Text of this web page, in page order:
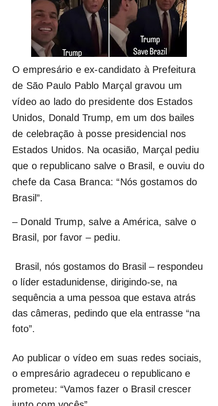
O empresário e ex-candidato à Prefeitura
de São Paulo Pablo Marçal gravou um
vídeo ao lado do presidente dos Estados
Unidos, Donald Trump, em um dos bailes
de celebração à posse presidencial nos
Estados Unidos. Na ocasião, Marçal pediu
que o republicano salve o Brasil, e ouviu do
chefe da Casa Branca: “Nós gostamos do
Brasil”.
– Donald Trump, salve a América, salve o
Brasil, por favor – pediu.
Brasil, nós gostamos do Brasil – respondeu
o líder estadunidense, dirigindo-se, na
sequência a uma pessoa que estava atrás
das câmeras, pedindo que ela entrasse “na
foto”.
Ao publicar o vídeo em suas redes sociais,
o empresário agradeceu o republicano e
prometeu: “Vamos fazer o Brasil crescer